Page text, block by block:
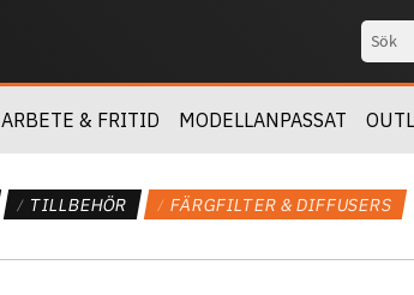
ARBETE & FRITID MODELLANPASSAT
TILLBEHÖR FÄRGFILTER & DIFFUSERS